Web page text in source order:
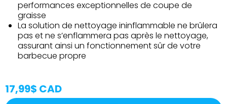
performances exceptionnelles de coupe de
graisse
La solution de nettoyage ininflammable ne brûlera
pas et ne s’enflammera pas après le nettoyage,
assurant ainsi un fonctionnement sûr de votre
barbecue propre
17,99$ CAD